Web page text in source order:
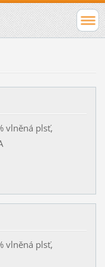
vlněná plsť,
vlněná plsť,